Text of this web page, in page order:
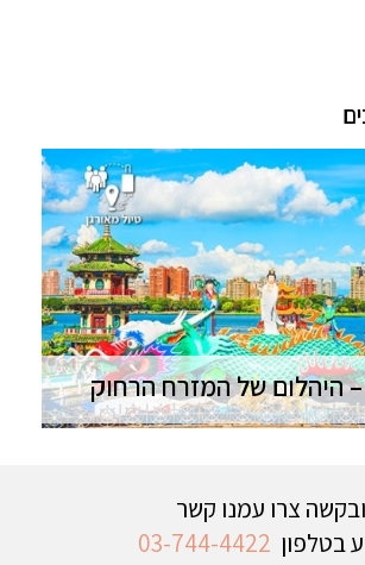
– היהלום של המזרח הרחוק
טיול לטאיוואן | 13 ימים | סוכות-נוב' מסע מרתק אל
צרו עמנו קשר
בטלפון 03-744-4422